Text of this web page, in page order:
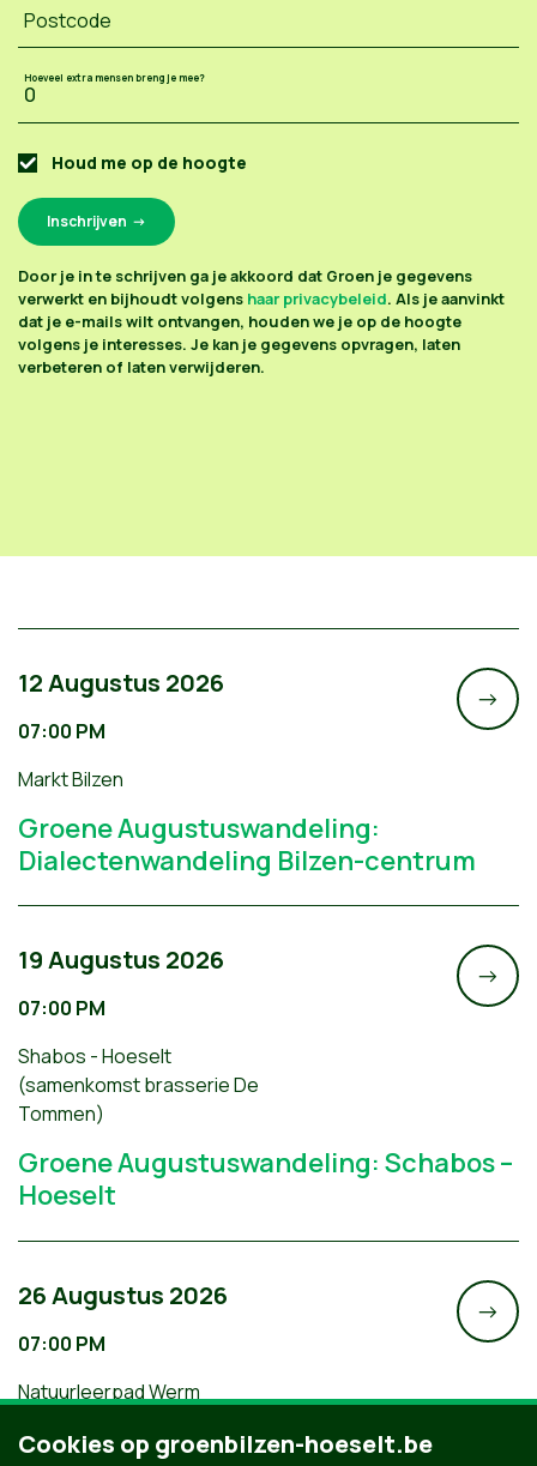
Postcode
Hoeveel extra mensen breng je mee?
Houd me op de hoogte
Door je in te schrijven ga je akkoord dat Groen je gegevens
verwerkt en bijhoudt volgens haar privacybeleid. Als je aanvinkt
dat je e-mails wilt ontvangen, houden we je op de hoogte
volgens je interesses. Je kan je gegevens opvragen, laten
verbeteren of laten verwijderen.
12 Augustus 2026
07:00 PM
Markt Bilzen
Groene Augustuswandeling:
Dialectenwandeling Bilzen-centrum
->
19 Augustus 2026
07:00 PM
Shabos - Hoeselt
(samenkomst brasserie De
Tommen)
Groene Augustuswandeling: Schabos –
Hoeselt
->
26 Augustus 2026
07:00 PM
Natuurleerpad Werm
Groene Augustuswandeling:
->
Cookies op groenbilzen-hoeselt.be